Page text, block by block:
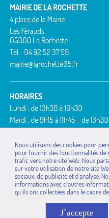
MAIRIE DE LA ROCHETTE
4 place de la Mairie
Les Férauds
05000 La Rochette
Tél. : 04 92 52 37 59
mairie@larochette05.fr
HORAIRES
Lundi : de 13h30 à 16h30
Mardi : de 9h15 à 11h45 - de
Jeudi : de 9h15 à 11h45 - de
Vendredi : de 9h15 à 11h45
MAIRIES DE LA
COMMUNAUTÉ DE
COMMUNES
Avançon
La Bâtie-
La Rochette
Montgardin
Nous utilisons des cookies pour
pour fournir des fonctionnalités de
trafic vers notre site Web. Nous
sur votre utilisation de notre site
sociaux, de publicité et d`analyse.
informations avec d`autres
qu`ils ont collectées dans le cadre
J`accepte